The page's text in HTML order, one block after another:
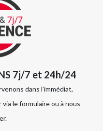
7j/7 et 24h/24
dans l’immédiat,
le formulaire ou à nous